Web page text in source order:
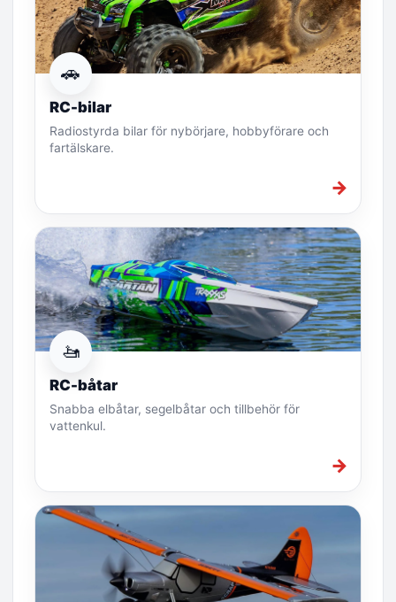
🚗
RC-bilar
Radiostyrda bilar för nybörjare, hobbyförare och
fartälskare.
→
🚤
RC-båtar
Snabba elbåtar, segelbåtar och tillbehör för
vattenkul.
→